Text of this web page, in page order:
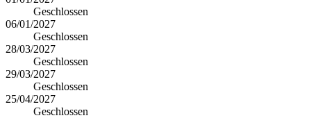
Geschlossen
06/01/2027
Geschlossen
28/03/2027
Geschlossen
29/03/2027
Geschlossen
25/04/2027
Geschlossen